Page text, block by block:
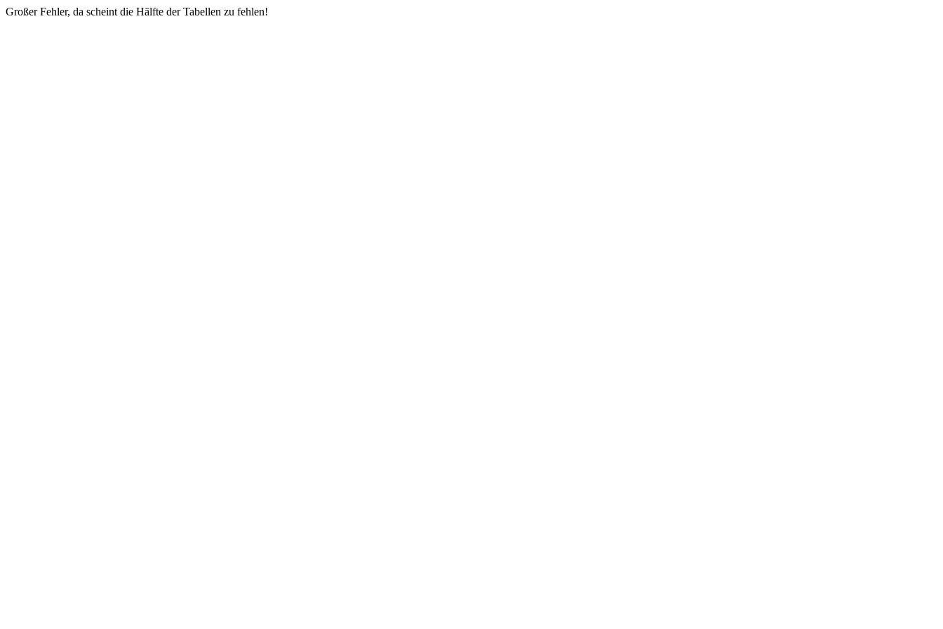
Großer Fehler, da scheint die Hälfte der Tabellen zu fehlen!